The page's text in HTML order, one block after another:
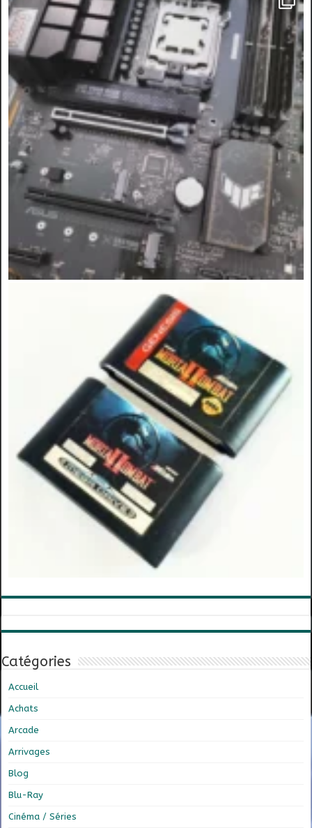
Catégories
Accueil
Achats
Arcade
Arrivages
Blog
Blu-Ray
Cinéma / Séries